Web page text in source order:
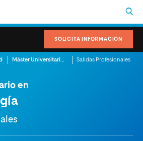
SOLICITA INFORMACIÓN
Máster Universitario en Psicooncología Salidas Profesionales
en